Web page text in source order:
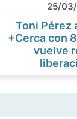
25/
Toni Pérez
+Cerca con
vuelve